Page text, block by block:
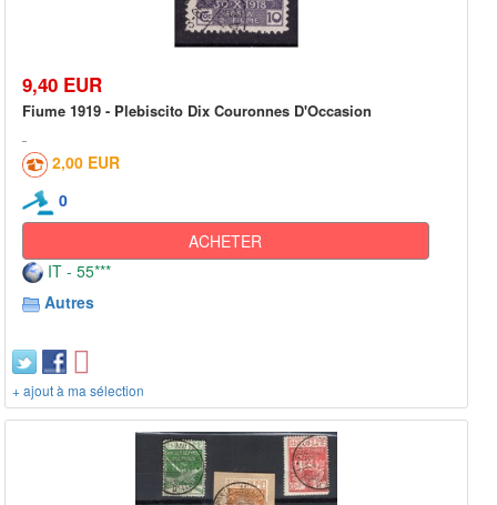
9,40 EUR
Fiume 1919 - Plebiscito Dix Couronnes D'Occasion
2,00 EUR
0
ACHETER
IT - 55***
Autres
+ ajout à ma sélection